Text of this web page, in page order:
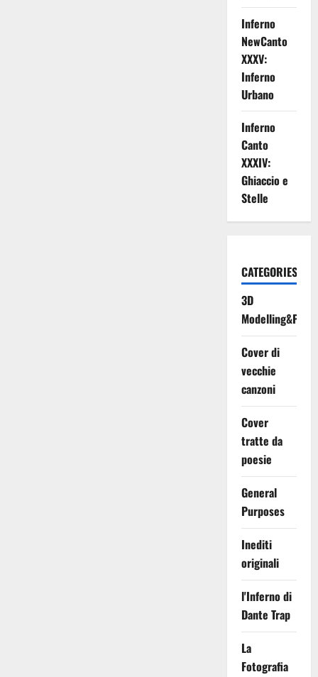
Inferno
NewCanto
XXXV:
Inferno
Urbano
Inferno
Canto
XXXIV:
Ghiaccio e
Stelle
CATEGORIES
3D
Cover di
vecchie
canzoni
Cover
tratte da
poesie
General
Purposes
Inediti
originali
l'Inferno di
Dante Trap
La
Fotografia